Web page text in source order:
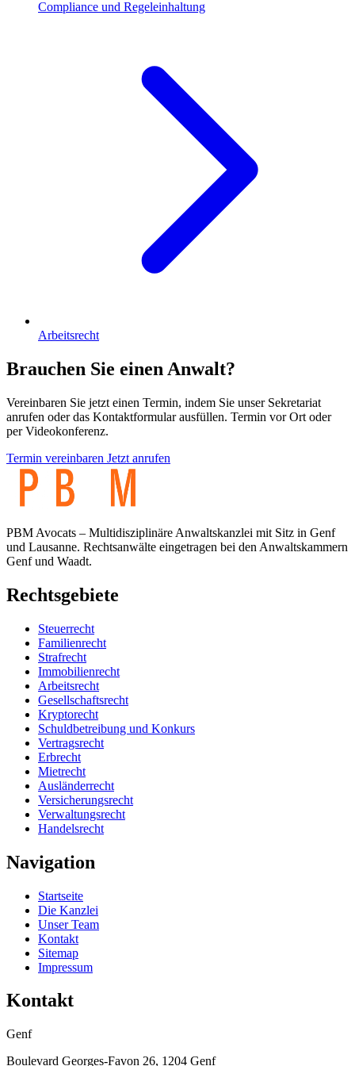
Compliance und Regeleinhaltung
Arbeitsrecht
Brauchen Sie einen Anwalt?
Vereinbaren Sie jetzt einen Termin, indem Sie unser Sekretariat
anrufen oder das Kontaktformular ausfüllen. Termin vor Ort oder
per Videokonferenz.
Termin vereinbaren Jetzt anrufen
PBM Avocats – Multidisziplinäre Anwaltskanzlei mit Sitz in Genf
und Lausanne. Rechtsanwälte eingetragen bei den Anwaltskammern
Genf und Waadt.
Rechtsgebiete
Steuerrecht
Familienrecht
Strafrecht
Immobilienrecht
Arbeitsrecht
Gesellschaftsrecht
Kryptorecht
Schuldbetreibung und Konkurs
Vertragsrecht
Erbrecht
Mietrecht
Ausländerrecht
Versicherungsrecht
Verwaltungsrecht
Handelsrecht
Navigation
Startseite
Die Kanzlei
Unser Team
Kontakt
Sitemap
Impressum
Kontakt
Genf
Boulevard Georges-Favon 26, 1204 Genf